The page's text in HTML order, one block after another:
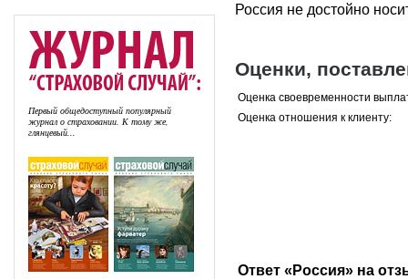
Первый общедоступный популярный
журнал о страховании. К тому же,
глянцевый...
Россия не достойно
Оценки,
Оценка своевременности
Оценка отношения к клиенту:
Ответ «Россия» на